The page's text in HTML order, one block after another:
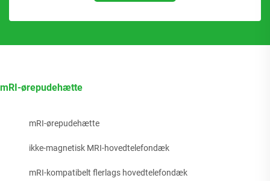
mRI-ørepudehætte
mRI-ørepudehætte
ikke-magnetisk MRI-hovedtelefondæk
mRI-kompatibelt flerlags hovedtelefondæk